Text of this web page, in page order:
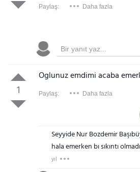
Paylaş: Daha fazla
1
Oglunuz emdimi acaba
Paylaş: Daha fazla
Seyyide Nur Bozdemir
hala emerken bı sıkıntı
yıl